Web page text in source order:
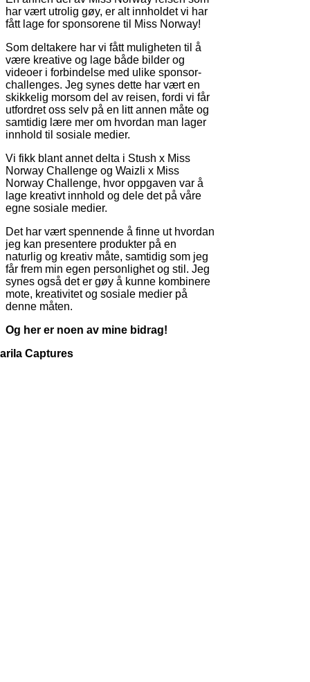
har vært utrolig gøy, er alt innholdet vi har
fått lage for sponsorene til Miss Norway!
Som deltakere har vi fått muligheten til å
være kreative og lage både bilder og
videoer i forbindelse med ulike sponsor-
challenges. Jeg synes dette har vært en
skikkelig morsom del av reisen, fordi vi får
utfordret oss selv på en litt annen måte og
samtidig lære mer om hvordan man lager
innhold til sosiale medier.
Vi fikk blant annet delta i Stush x Miss
Norway Challenge og Waizli x Miss
Norway Challenge, hvor oppgaven var å
lage kreativt innhold og dele det på våre
egne sosiale medier.
Det har vært spennende å finne ut hvordan
jeg kan presentere produkter på en
naturlig og kreativ måte, samtidig som jeg
får frem min egen personlighet og stil. Jeg
synes også det er gøy å kunne kombinere
mote, kreativitet og sosiale medier på
denne måten.
Og her er noen av mine bidrag!